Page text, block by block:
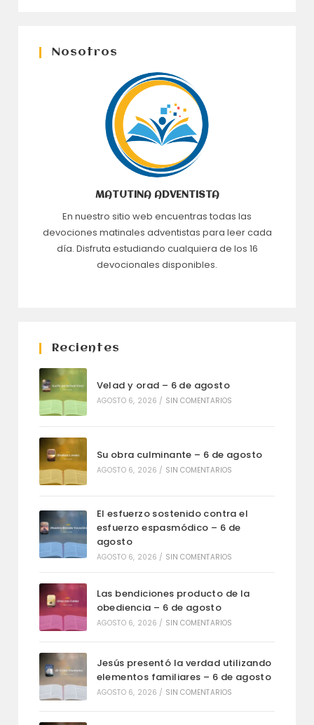
Nosotros
MATUTINA ADVENTISTA
En nuestro sitio web encuentras todas las
devociones matinales adventistas para leer cada
día. Disfruta estudiando cualquiera de los 16
devocionales disponibles.
Recientes
Velad y orad – 6 de agosto
AGOSTO 6, 2026 / SIN COMENTARIOS
Su obra culminante – 6 de agosto
AGOSTO 6, 2026 / SIN COMENTARIOS
El esfuerzo sostenido contra el
esfuerzo espasmódico – 6 de
agosto
AGOSTO 6, 2026 / SIN COMENTARIOS
Las bendiciones producto de la
obediencia – 6 de agosto
AGOSTO 6, 2026 / SIN COMENTARIOS
Jesús presentó la verdad utilizando
elementos familiares – 6 de agosto
AGOSTO 6, 2026 / SIN COMENTARIOS